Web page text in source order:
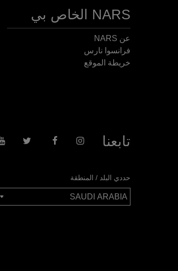
NARS الخاص بي
عن NARS
فرانسوا نارس
خريطة الموقع
تابعنا
حددي البلد / المنطقة